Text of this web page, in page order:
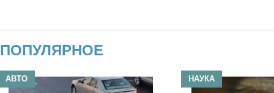
ПОПУЛЯРНОЕ
АВТО НАУКА